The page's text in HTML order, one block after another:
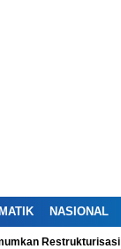
NASIONAL